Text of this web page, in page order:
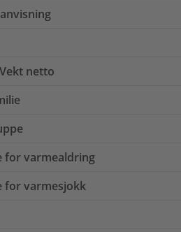
netto
for varmealdring
for varmesjokk